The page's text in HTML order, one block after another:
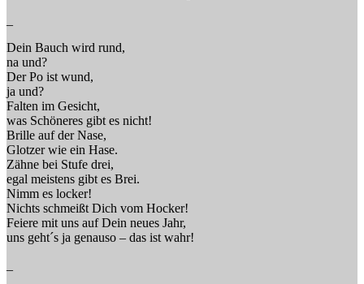
Dein Bauch wird rund,
na und?
Der Po ist wund,
ja und?
Falten im Gesicht,
was Schöneres gibt es nicht!
Brille auf der Nase,
Glotzer wie ein Hase.
Zähne bei Stufe drei,
egal meistens gibt es Brei.
Nimm es locker!
Nichts schmeißt Dich vom Hocker!
Feiere mit uns auf Dein neues Jahr,
uns geht´s ja genauso – das ist wahr!